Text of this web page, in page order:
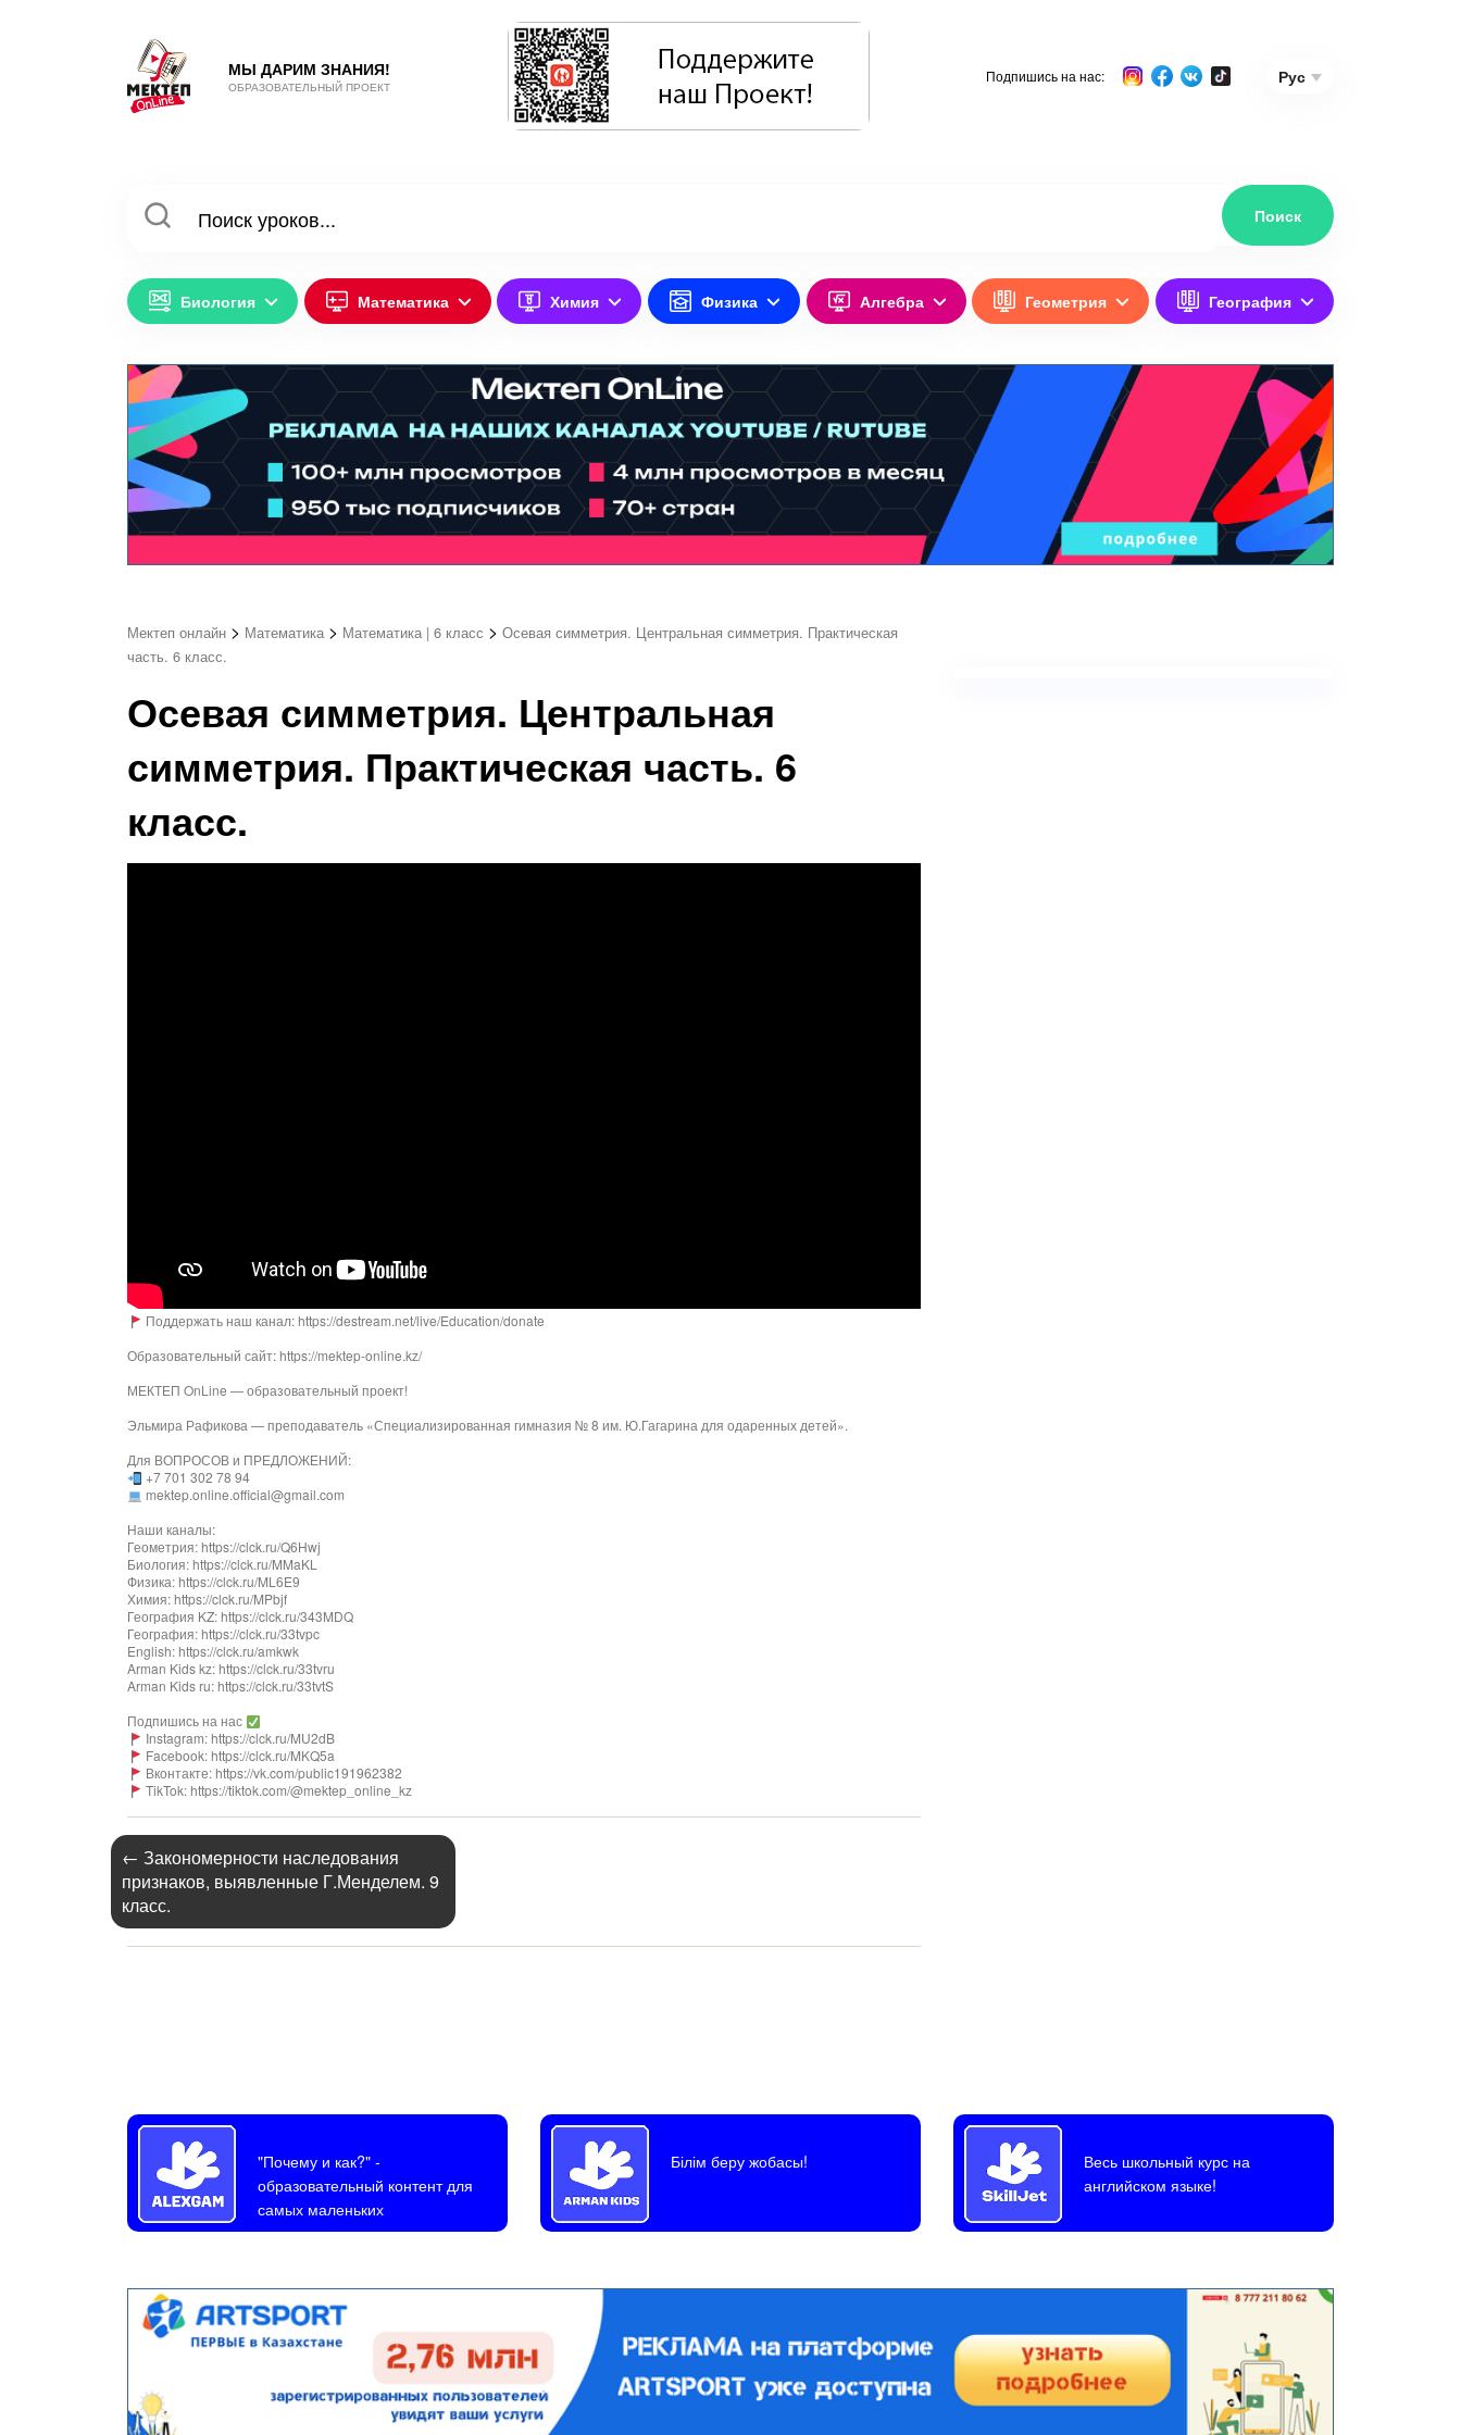
МЫ ДАРИМ ЗНАНИЯ!
ОБРАЗОВАТЕЛЬНЫЙ ПРОЕКТ
Подпишись на нас: Рус
Биология Математика Химия Физика Алгебра Геометрия География
Мектеп онлайн > Математика > Математика | 6 класс > Осевая симметрия. Центральная симметрия. Практическая
часть. 6 класс.
Осевая симметрия. Центральная
симметрия. Практическая часть. 6
класс.
Поддержать наш канал: https://destream.net/live/Education/donate
Образовательный сайт: https://mektep-online.kz/
МЕКТЕП OnLine — образовательный проект!
Эльмира Рафикова — преподаватель «Специализированная гимназия № 8 им. Ю.Гагарина для одаренных детей».
Для ВОПРОСОВ и ПРЕДЛОЖЕНИЙ:
+7 701 302 78 94
mektep.online.official@gmail.com
Наши каналы:
Геометрия: https://clck.ru/Q6Hwj
Биология: https://clck.ru/MMaKL
Физика: https://clck.ru/ML6E9
Химия: https://clck.ru/MPbjf
География KZ: https://clck.ru/343MDQ
География: https://clck.ru/33tvpc
English: https://clck.ru/amkwk
Arman Kids kz: https://clck.ru/33tvru
Arman Kids ru: https://clck.ru/33tvtS
Подпишись на нас
Instagram: https://clck.ru/MU2dB
Facebook: https://clck.ru/MKQ5a
Вконтакте: https://vk.com/public191962382
TikTok: https://tiktok.com/@mektep_online_kz
← Закономерности наследования
признаков, выявленные Г.Менделем. 9
класс.
"Почему и как?"-
образовательный контент для
самых маленьких
Білім беру жобасы!
Весь школьный курс на
английском языке!